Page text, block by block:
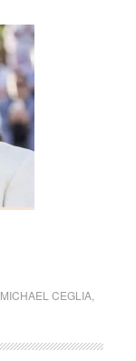
MICHAEL CEGLIA,